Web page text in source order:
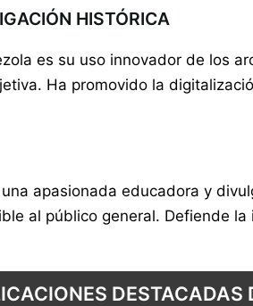
HISTÓRICA
es su uso innovador de los
Ha promovido la
apasionada educadora y
al público general. Defiende